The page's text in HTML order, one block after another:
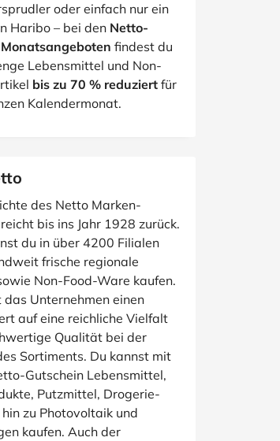
oder einfach nur ein
Haribo – bei den Netto-
findest du
Lebensmittel und Non-
bis zu 70 % reduziert für
Kalendermonat.
des Netto Marken-
bis ins Jahr 1928 zurück.
du in über 4200 Filialen
frische regionale
Non-Food-Ware kaufen.
Unternehmen einen
auf eine reichliche Vielfalt
Qualität bei der
Sortiments. Du kannst mit
Gutschein Lebensmittel,
Putzmittel, Drogerie-
zu Photovoltaik und
kaufen. Auch der